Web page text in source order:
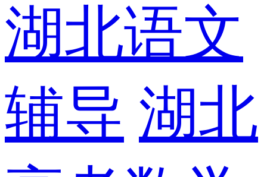
湖北语文
辅导 湖北